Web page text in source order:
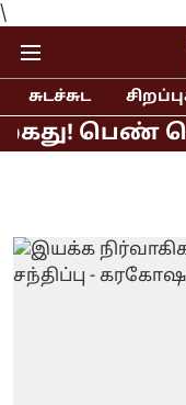
\
சுடச்சுட
பெண்